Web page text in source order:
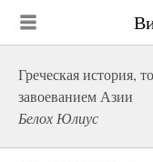
Греческая история,
завоеванием Азии
Белох Юлиус